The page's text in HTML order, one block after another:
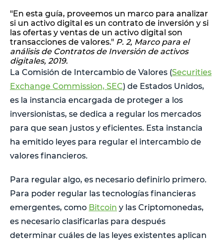
"En esta guía, proveemos un marco para analizar
si un activo digital es un contrato de inversión y si
las ofertas y ventas de un activo digital son
transacciones de valores." P. 2, Marco para el
análisis de Contratos de Inversión de activos
digitales, 2019.
La Comisión de Intercambio de Valores (Securities
Exchange Commission, SEC) de Estados Unidos,
es la instancia encargada de proteger a los
inversionistas, se dedica a regular los mercados
para que sean justos y eficientes. Esta instancia
ha emitido leyes para regular el intercambio de
valores financieros.
Para regular algo, es necesario definirlo primero.
Para poder regular las tecnologías financieras
emergentes, como Bitcoin y las Criptomonedas,
es necesario clasificarlas para después
determinar cuáles de las leyes existentes aplican